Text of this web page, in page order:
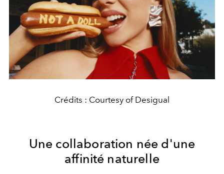
Crédits : Courtesy of Desigual
Une collaboration née d'une
affinité naturelle